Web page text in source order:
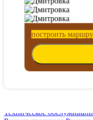
построить
Техническое